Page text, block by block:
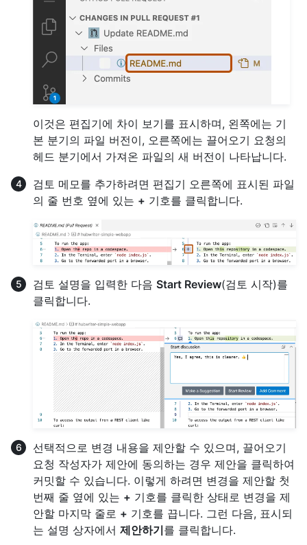
이것은 편집기에 차이 보기를 표시하며, 왼쪽에는 기
본 분기의 파일 버전이, 오른쪽에는 끌어오기 요청의
헤드 분기에서 가져온 파일의 새 버전이 나타납니다.
검토 메모를 추가하려면 편집기 오른쪽에 표시된 파일
의 줄 번호 옆에 있는 + 기호를 클릭합니다.
검토 설명을 입력한 다음 Start Review(검토 시작)를
클릭합니다.
선택적으로 변경 내용을 제안할 수 있으며, 끌어오기
요청 작성자가 제안에 동의하는 경우 제안을 클릭하여
커밋할 수 있습니다. 이렇게 하려면 변경을 제안할 첫
번째 줄 옆에 있는 + 기호를 클릭한 상태로 변경을 제
안할 마지막 줄로 + 기호를 끕니다. 그런 다음, 표시되
는 설명 상자에서 제안하기를 클릭합니다.